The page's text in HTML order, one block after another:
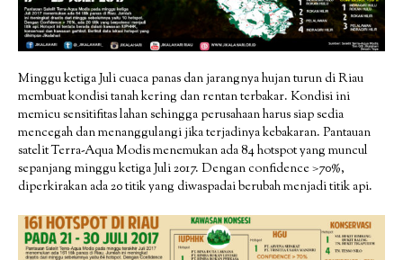
Minggu ketiga Juli cuaca panas dan jarangnya hujan turun di Riau
membuat kondisi tanah kering dan rentan terbakar. Kondisi ini
memicu sensitifitas lahan sehingga perusahaan harus siap sedia
mencegah dan menanggulangi jika terjadinya kebakaran. Pantauan
satelit Terra-Aqua Modis menemukan ada 84 hotspot yang muncul
sepanjang minggu ketiga Juli 2017. Dengan confidence >70%,
diperkirakan ada 20 titik yang diwaspadai berubah menjadi titik api.